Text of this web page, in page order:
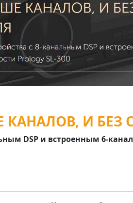
И БЕЗ
DSP и встроенным 6-